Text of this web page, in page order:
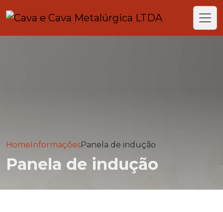
HomeInformaçõesPanela de indução
Panela de indução